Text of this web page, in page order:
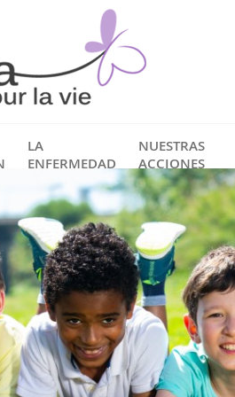
LA
ENFERMEDAD
NUESTRAS
ACCIONES
y
la vie es cofundadora
que reúne a un
Francia. . Nuestro